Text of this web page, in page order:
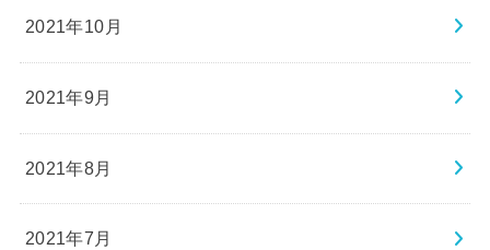
2021年10月
2021年9月
2021年8月
2021年7月